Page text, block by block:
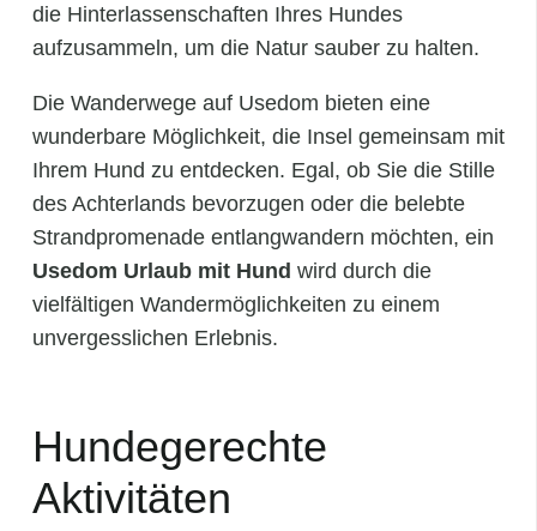
die Hinterlassenschaften Ihres Hundes
aufzusammeln, um die Natur sauber zu halten.
Die Wanderwege auf Usedom bieten eine
wunderbare Möglichkeit, die Insel gemeinsam mit
Ihrem Hund zu entdecken. Egal, ob Sie die Stille
des Achterlands bevorzugen oder die belebte
Strandpromenade entlangwandern möchten, ein
Usedom Urlaub mit Hund wird durch die
vielfältigen Wandermöglichkeiten zu einem
unvergesslichen Erlebnis.
Hundegerechte
Aktivitäten